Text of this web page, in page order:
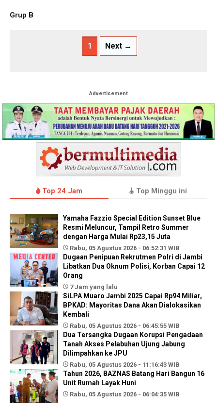
Grup B
1 Next →
Advertisement
Top 24 Jam Top Minggu ini
Yamaha Fazzio Special Edition Sunset Blue
Resmi Meluncur, Tampil Retro Summer
dengan Harga Mulai Rp23,15 Juta
Rabu, 05 Agustus 2026 - 06:52:31 WIB
Dugaan Penipuan Rekrutmen Polri di Jambi
Libatkan Dua Oknum Polisi, Korban Capai 12
Orang
7 Jam yang lalu
SiLPA Muaro Jambi 2025 Capai Rp94 Miliar,
BPKAD: Mayoritas Dana Akan Dialokasikan
Kembali
Rabu, 05 Agustus 2026 - 06:45:55 WIB
Dua Tersangka Dugaan Korupsi Pengadaan
Tanah Akses Pelabuhan Ujung Jabung
Dilimpahkan ke JPU
Rabu, 05 Agustus 2026 - 11:16:43 WIB
Tahun 2026, BAZNAS Batang Hari Bangun 16
Unit Rumah Layak Huni
Rabu, 05 Agustus 2026 - 06:04:35 WIB